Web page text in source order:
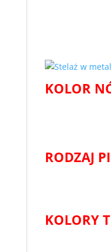
KOLOR
RODZAJ
KOLORY